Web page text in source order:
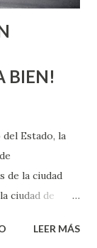
BIEN!
Estado, la
de la ciudad
ciudad de
LEER MÁS